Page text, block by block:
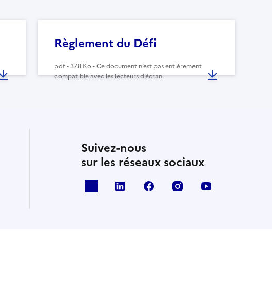
Règlement du Défi
pdf - 378 Ko - Ce document n’est pas entièrement
compatible avec les lecteurs d’écran.
Suivez-nous
sur les réseaux sociaux
linkedin facebook instagram